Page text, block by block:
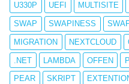
U330P UEFI MULTISITE
SWAP SWAPINESS
MIGRATION NEXTCLOUD
.NET LAMBDA OFFEN
PEAR SKRIPT